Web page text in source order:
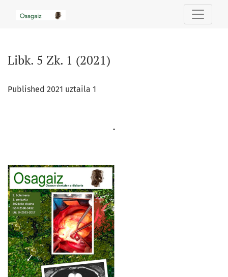
Libk. 5 Zk. 1 (2021)
Published 2021 uztaila 1
.